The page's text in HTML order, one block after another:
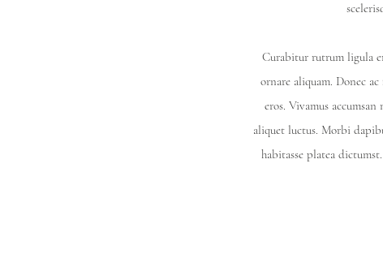
Curabitur rutrum ligula
ornare aliquam. Donec
eros. Vivamus
aliquet luctus. Morbi
habitasse platea